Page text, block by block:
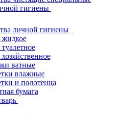
гигиены
личной гигиены
ватные
влажные
и полотенца
бумага